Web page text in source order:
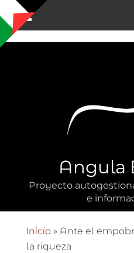
Pasar al contenido principal
Angula
Proyecto
e
Se encuentra
Inicio» Ante el
la riqueza